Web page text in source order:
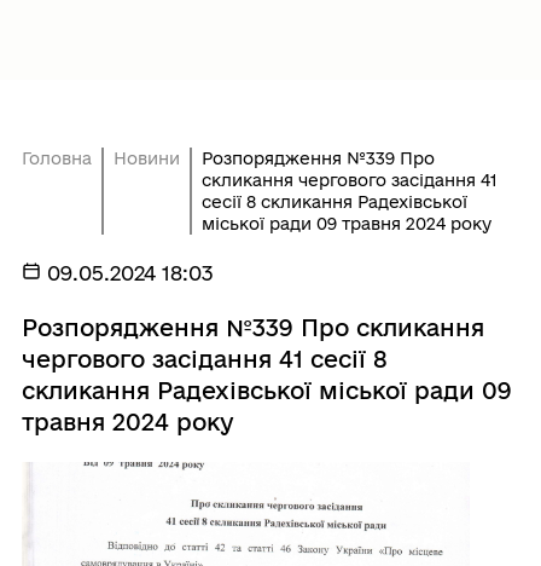
Головна Новини
Розпорядження №339 Про
скликання чергового засідання 41
сесії 8 скликання Радехівської
міської ради 09 травня 2024 року
09.05.2024 18:03
Розпорядження №339 Про скликання
чергового засідання 41 сесії 8
скликання Радехівської міської ради 09
травня 2024 року